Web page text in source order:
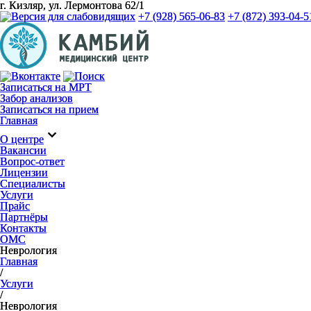
г. Кизляр, ул. Лермонтова 62/1
+7 (928) 565-06-83 +7 (872) 393-04-
Записаться на МРТ
Забор анализов
Записаться на прием
Главная
О центре expand_more
Вакансии
Вопрос-ответ
Лицензии
Специалисты
Услуги
Прайс
Партнёры
Контакты
ОМС
Неврология
Главная
/
Услуги
/
Неврология